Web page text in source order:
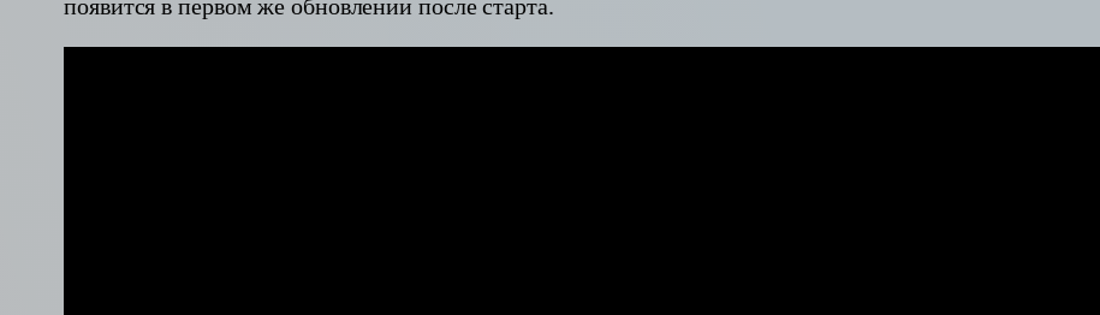
появится в первом же обновлении после старта.